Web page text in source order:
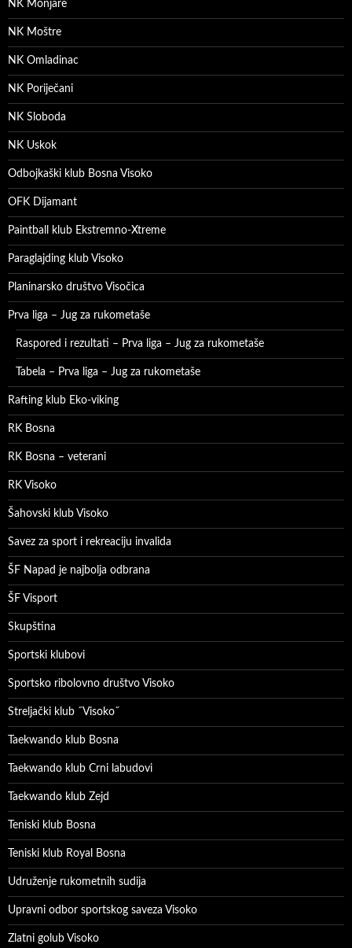
NK Monjare
NK Moštre
NK Omladinac
NK Poriječani
NK Sloboda
NK Uskok
Odbojkaški klub Bosna Visoko
OFK Dijamant
Paintball klub Ekstremno-Xtreme
Paraglajding klub Visoko
Planinarsko društvo Visočica
Prva liga – Jug za rukometaše
Raspored i rezultati – Prva liga – Jug za rukometaše
Tabela – Prva liga – Jug za rukometaše
Rafting klub Eko-viking
RK Bosna
RK Bosna – veterani
RK Visoko
Šahovski klub Visoko
Savez za sport i rekreaciju invalida
ŠF Napad je najbolja odbrana
ŠF Visport
Skupština
Sportski klubovi
Sportsko ribolovno društvo Visoko
Streljački klub ˝Visoko˝
Taekwando klub Bosna
Taekwando klub Crni labudovi
Taekwando klub Zejd
Teniski klub Bosna
Teniski klub Royal Bosna
Udruženje rukometnih sudija
Upravni odbor sportskog saveza Visoko
Zlatni golub Visoko